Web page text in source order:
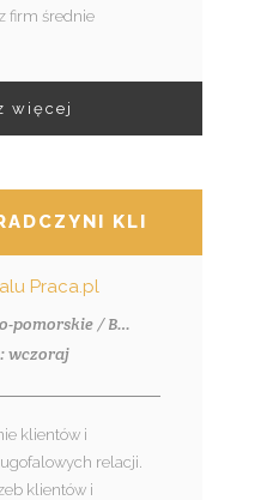
firm średnie
więcej
KLIENTA –
Praca.pl
Lokalizacja: kujawsko-pomorskie / Brodnica
wczoraj
klientów i
relacji.
klientów i